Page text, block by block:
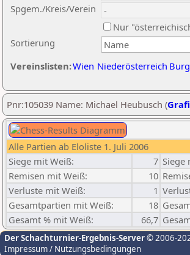
Sortierung
Spgem./Kreis/Verein
Nur
Vereinslisten:Wien Niederösterreich
Pnr:105039 Name: Michael Heubusch (
Alle Partien ab Eloliste 1. Juli 2006
Siege mit Weiß:
7 Siege
Remisen mit Weiß:
10
Verluste mit Weiß:
1
Gesamtpartien mit Weiß:
18
Gesamt % mit Weiß:
66,7
Der Schachturnier-Ergebnis-Server© 2006-
Impressum / Nutzungsbedingungen